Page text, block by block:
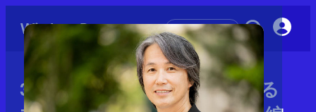
初めての方へ
3-3-3：Google AIが塗り替える